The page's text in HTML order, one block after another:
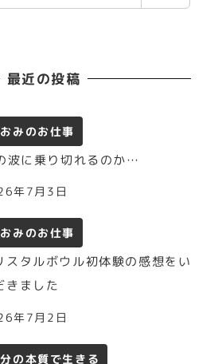
最近の投稿
みのお仕事
波に乗り切れるのか…
年7月3日
みのお仕事
スタルボウル初体験の感想をい
きました
年7月2日
の本質で生きる